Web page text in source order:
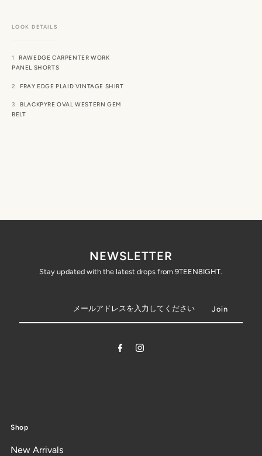
RAWEDGE CARPENTER WORK
PANEL SHORTS
FRAY EDGE PLAID VINTAGE SHIRT
BLACKPYRE OVAL WESTERN GEM
BELT
NEWSLETTER
Stay updated with the latest drops from 9TEEN8IGHT.
Shop
New Arrivals